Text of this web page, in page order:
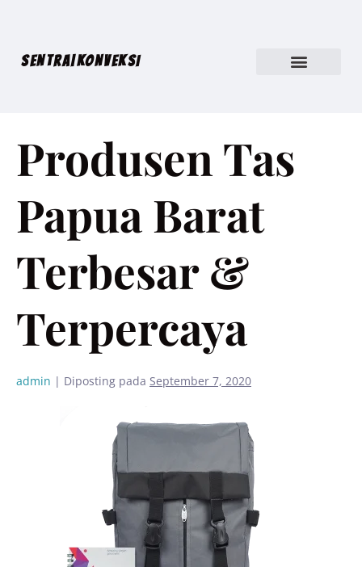
SENTRA|KONVEKSI
Produsen Tas
Papua Barat
Terbesar &
Terpercaya
admin | Diposting pada September 7, 2020